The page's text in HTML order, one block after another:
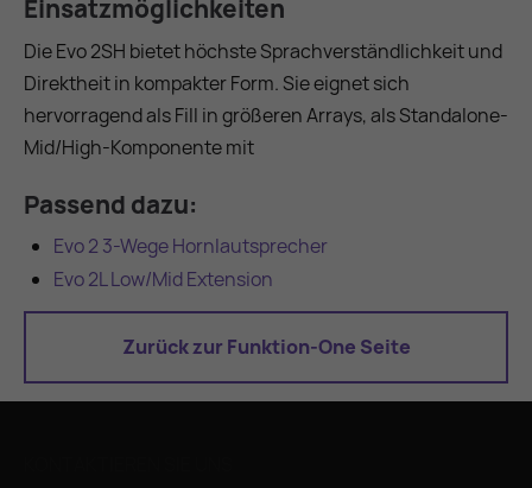
Einsatzmöglichkeiten
Die Evo 2SH bietet höchste Sprachverständlichkeit und
Direktheit in kompakter Form. Sie eignet sich
hervorragend als Fill in größeren Arrays, als Standalone-
Mid/High-Komponente mit
Passend dazu:
Evo 2 3-Wege Hornlautsprecher
Evo 2L Low/Mid Extension
Zurück zur Funktion-One Seite